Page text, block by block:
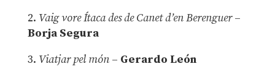
2. Vaig vore Ítaca des de Canet d’en Berenguer–
Borja Segura
3. Viatjar pel món – Gerardo León